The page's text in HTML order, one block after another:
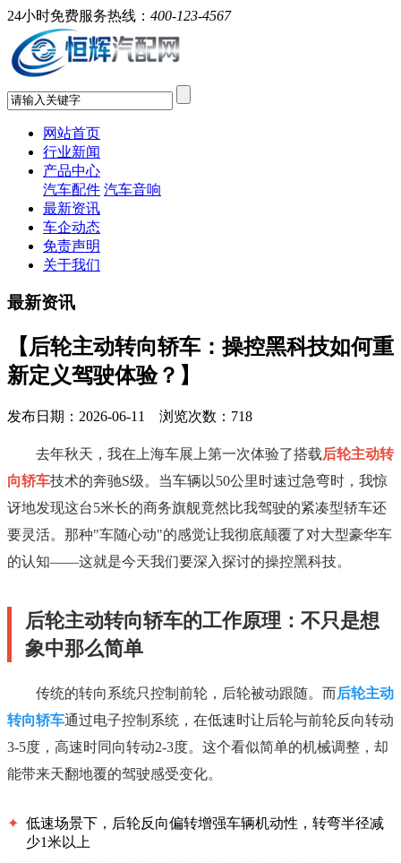
24小时免费服务热线： 400-123-4567
网站首页
行业新闻
产品中心
汽车配件 汽车音响
最新资讯
车企动态
免责声明
关于我们
最新资讯
【后轮主动转向轿车：操控黑科技如何重
新定义驾驶体验？】
发布日期：2026-06-11 浏览次数： 718
去年秋天，我在上海车展上第一次体验了搭载后轮主动转
向轿车技术的奔驰S级。当车辆以50公里时速过急弯时，我惊
讶地发现这台5米长的商务旗舰竟然比我驾驶的紧凑型轿车还
要灵活。那种"车随心动"的感觉让我彻底颠覆了对大型豪华车
的认知——这就是今天我们要深入探讨的操控黑科技。
后轮主动转向轿车的工作原理：不只是想
象中那么简单
传统的转向系统只控制前轮，后轮被动跟随。而后轮主动
转向轿车通过电子控制系统，在低速时让后轮与前轮反向转动
3-5度，高速时同向转动2-3度。这个看似简单的机械调整，却
能带来天翻地覆的驾驶感受变化。
✦ 低速场景下，后轮反向偏转增强车辆机动性，转弯半径减
少1米以上